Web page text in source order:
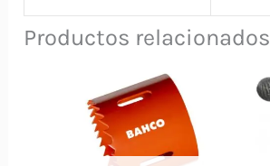
Productos relacionados